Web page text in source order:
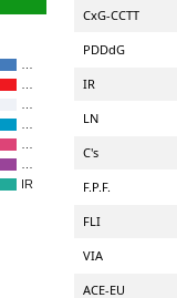
IR
CxG-CCTT
PDDdG
IR
LN
C's
F.P.F.
FLI
VIA
ACE-EU